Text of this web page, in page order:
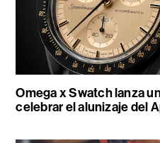
Omega x Swatch lanza
celebrar el alunizaje del